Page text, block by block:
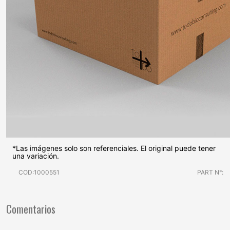
*Las imágenes solo son referenciales. El original puede tener
una variación.
COD:1000551 PART N°:
Comentarios